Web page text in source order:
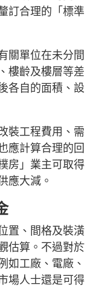
訂合理的「標準
關單位在未分間
樓齡及樓層等差
各自的面積、設
裝工程費用、需
應計算合理的回
房」業主可取得
應大減。
置、間格及裝潢
估算。不過對於
如工廠、電廠、
場人士還是可得